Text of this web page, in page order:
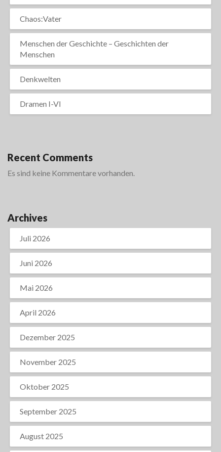
Chaos:Vater
Menschen der Geschichte – Geschichten der
Menschen
Denkwelten
Dramen I-VI
Recent Comments
Es sind keine Kommentare vorhanden.
Archives
Juli 2026
Juni 2026
Mai 2026
April 2026
Dezember 2025
November 2025
Oktober 2025
September 2025
August 2025